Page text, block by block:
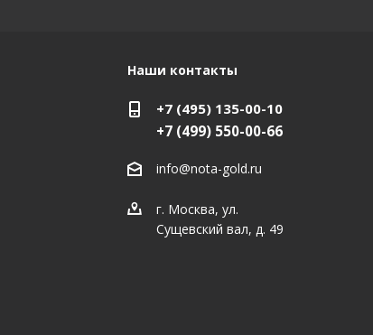
Наши контакты
+7 (495) 135-00-10
+7 (499) 550-00-66
info@nota-gold.ru
г. Москва, ул.
Сущевский вал, д. 49